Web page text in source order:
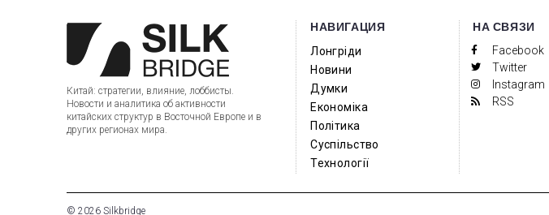
Китай: стратегии, влияние, лоббисты.
Новости и аналитика об активности
китайских структур в Восточной Европе и в
других регионах мира.
НАВИГАЦИЯ
Лонгріди
Новини
Думки
Економіка
Політика
Суспільство
Технології
НА СВЯЗИ
Facebook
Twitter
Instagram
RSS
© 2026 Silkbridge